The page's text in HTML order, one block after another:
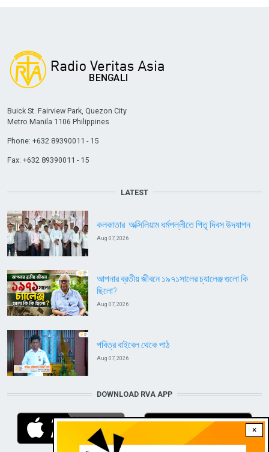
×
Buick St. Fairview Park, Quezon City
Metro Manila 1106 Philippines
Phone: +632 89390011 - 15
Fax: +632 89390011 - 15
LATEST
কলকাতার অক্সিলিয়াম ধর্মপল্লীতে পিতৃ দিবস উদযাপন
Aug 07, 2026
আপনার ব্রতীয় জীবনে ১৯৭১সালের চ্যালেঞ্জ গুলো কি
ছিলো?
Aug 07, 2026
পবিত্র বাইবেল থেকে পাঠ
Aug 07, 2026
DOWNLOAD RVA APP